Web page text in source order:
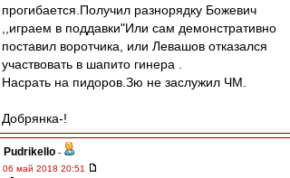
прогибается.Получил разнорядку Божевич
,,играем в поддавки"Или сам демонстративно
поставил воротчика, или Левашов отказался
участвовать в шапито гинера .
Насрать на пидоров.Зю не заслужил ЧМ.
Добрянка-!
Pudrikello -
06 май 2018 20:51